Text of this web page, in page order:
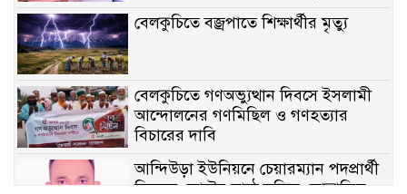
বেলকুচিতে বজ্রপাতে শিক্ষার্থীর মৃত্যু
বেলকুচিতে গণঅভ্যুত্থান দিবসে ইসলামী
আন্দোলনের গণমিছিল ও গণহত্যার
বিচারের দাবি
আন্দিউড়া ইউনিয়নে চেয়ারম্যান পদপ্রার্থী
হিসেবে ভোটের মাঠে সক্রিয় মোত্তাকিম